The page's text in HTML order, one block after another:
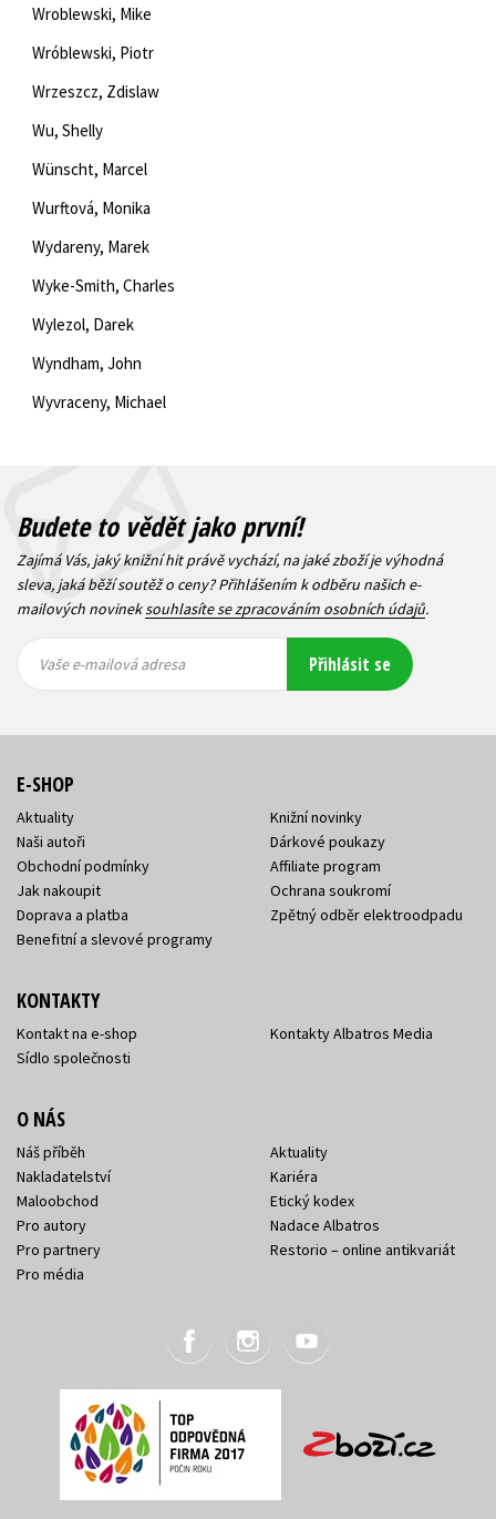
Wroblewski, Mike
Wróblewski, Piotr
Wrzeszcz, Zdislaw
Wu, Shelly
Wünscht, Marcel
Wurftová, Monika
Wydareny, Marek
Wyke-Smith, Charles
Wylezol, Darek
Wyndham, John
Wyvraceny, Michael
Budete to vědět jako první!
Zajímá Vás, jaký knižní hit právě vychází, na jaké zboží je výhodná
sleva, jaká běží soutěž o ceny? Přihlášením k odběru našich e-
mailových novineksouhlasíte se zpracováním osobních údajů.
mailová
mailová
Vaše e-mailová adresa Přihlásit se
E-SHOP
Aktuality
Naši autoři
Obchodní podmínky
Jak nakoupit
Doprava a platba
Benefitní a slevové programy
Knižní novinky
Dárkové poukazy
Affiliate program
Ochrana soukromí
Zpětný odběr elektroodpadu
KONTAKTY
Kontakt na e-shop
Sídlo společnosti
Kontakty Albatros Media
O NÁS
Náš příběh
Nakladatelství
Maloobchod
Pro autory
Pro partnery
Pro média
Aktuality
Kariéra
Etický kodex
Nadace Albatros
Restorio – online antikvariát